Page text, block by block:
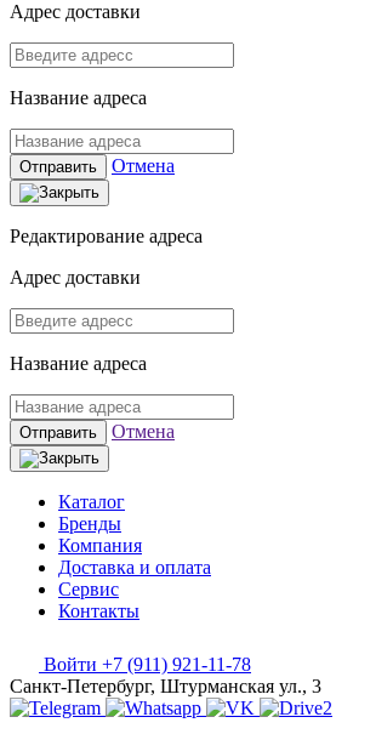
Адрес доставки
Название адреса
Отправить Отмена
Редактирование адреса
Адрес доставки
Название адреса
Отправить Отмена
Каталог
Бренды
Компания
Доставка и оплата
Сервис
Контакты
Войти +7 (911) 921-11-78
Санкт-Петербург, Штурманская ул., 3